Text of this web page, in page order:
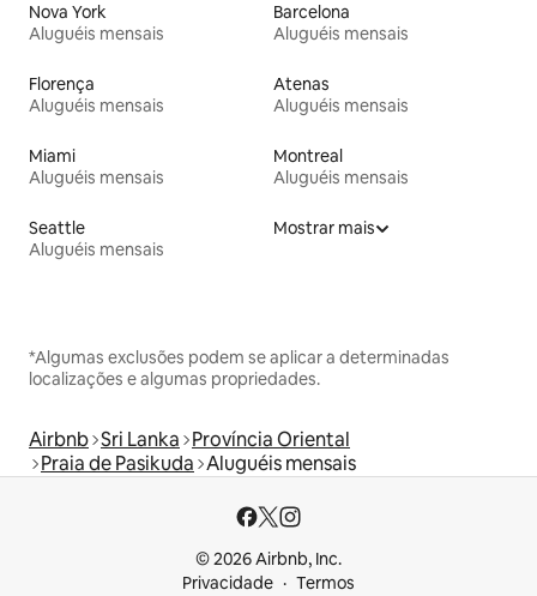
Nova York
Aluguéis mensais
Barcelona
Aluguéis mensais
Florença
Aluguéis mensais
Atenas
Aluguéis mensais
Miami
Aluguéis mensais
Montreal
Aluguéis mensais
Seattle
Aluguéis mensais
Mostrar mais
*Algumas exclusões podem se aplicar a determinadas
localizações e algumas propriedades.
Airbnb Sri Lanka Província Oriental
Praia de Pasikuda Aluguéis mensais
© 2026 Airbnb, Inc.
Privacidade
Termos